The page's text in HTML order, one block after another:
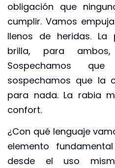
obligación que
cumplir. Vamos
llenos de heridas. La
brilla, para
Sospechamos
sospechamos que la
para nada. La rabia
confort.
¿Con qué lenguaje
elemento
desde el uso